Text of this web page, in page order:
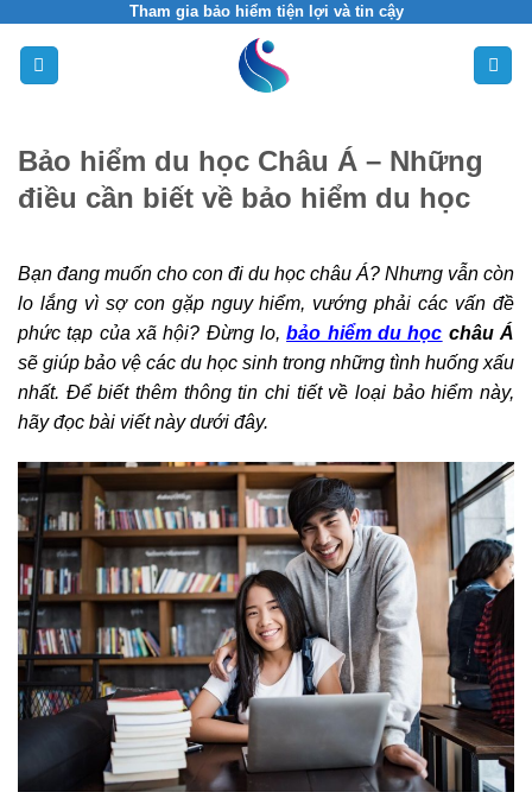
content
Tham gia bảo hiểm tiện lợi và tin cậy
Bảo hiểm du học Châu Á – Những
điều cần biết về bảo hiểm du học
Bạn đang muốn cho con đi du học châu Á? Nhưng vẫn còn
lo lắng vì sợ con gặp nguy hiểm, vướng phải các vấn đề
phức tạp của xã hội? Đừng lo,bảo hiểm du học châu Á
sẽ giúp bảo vệ các du học sinh trong những tình huống xấu
nhất. Để biết thêm thông tin chi tiết về loại bảo hiểm này,
hãy đọc bài viết này dưới đây.